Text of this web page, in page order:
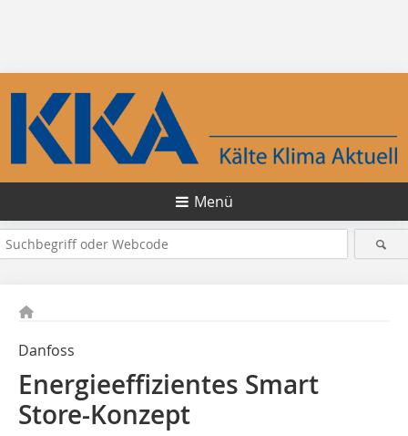
Menü
Danfoss
Energieeffizientes Smart
Store-Konzept